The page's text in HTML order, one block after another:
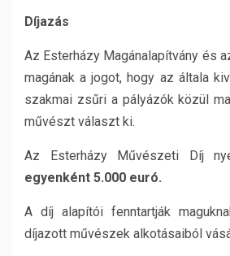
Díjazás
Az Esterházy Magánalapítvány és
magának a jogot, hogy az általa
szakmai zsűri a pályázók közül
művészt választ ki.
Az Esterházy Művészeti Díj
egyenként 5.000 euró.
A díj alapítói fenntartják
díjazott művészek alkotásaiból